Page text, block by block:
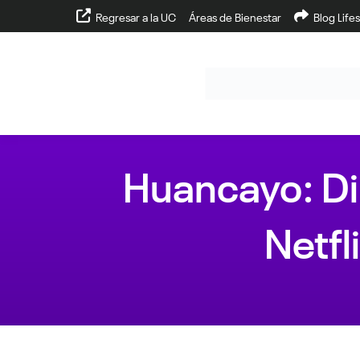
Regresar a la UC Áreas de Bienestar Blog
Huancayo: